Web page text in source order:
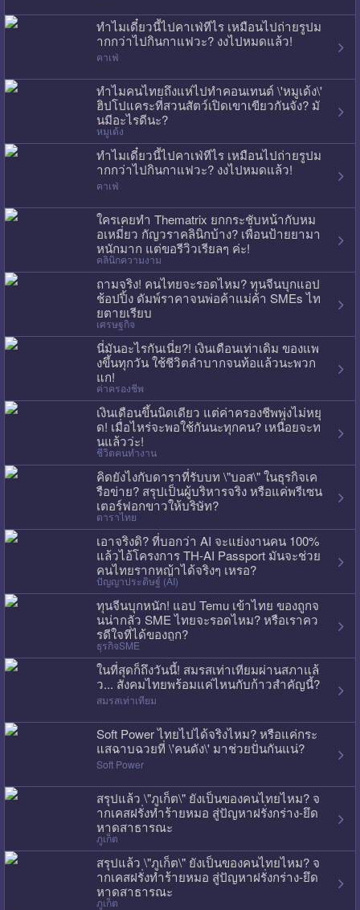
ทำไมเดี๋ยวนี้ไปคาเฟ่ทีไร เหมือนไปถ่ายรูปม
ากกว่าไปกินกาแฟวะ? งงไปหมดแล้ว!
คาเฟ่
ทำไมคนไทยถึงแห่ไปทำคอนเทนต์ \'หมูเด้ง\'
ฮิปโปแคระที่สวนสัตว์เปิดเขาเขียวกันจัง? มั
นมีอะไรดีนะ?
หมูเด้ง
ทำไมเดี๋ยวนี้ไปคาเฟ่ทีไร เหมือนไปถ่ายรูปม
ากกว่าไปกินกาแฟวะ? งงไปหมดแล้ว!
คาเฟ่
ใครเคยทำ Thematrix ยกกระชับหน้ากับหม
อเหมี่ยว กัญวราคลินิกบ้าง? เพื่อนป้ายยามา
หนักมาก แต่ขอรีวิวเรียลๆ ค่ะ!
คลินิกความงาม
ถามจริง! คนไทยจะรอดไหม? ทุนจีนบุกแอป
ช้อปปิ้ง ดัมพ์ราคาจนพ่อค้าแม่ค้า SMEs ไท
ยตายเรียบ
เศรษฐกิจ
นี่มันอะไรกันเนี่ย?! เงินเดือนเท่าเดิม ของแพ
งขึ้นทุกวัน ใช้ชีวิตลำบากจนท้อแล้วนะพวก
แก!
ค่าครองชีพ
เงินเดือนขึ้นนิดเดียว แต่ค่าครองชีพพุ่งไม่หยุ
ด! เมื่อไหร่จะพอใช้กันนะทุกคน? เหนื่อยจะท
นแล้วว่ะ!
ชีวิตคนทำงาน
คิดยังไงกับดาราที่รับบท \"บอส\" ในธุรกิจเค
รือข่าย? สรุปเป็นผู้บริหารจริง หรือแค่พรีเซน
เตอร์ฟอกขาวให้บริษัท?
ดาราไทย
เอาจริงดิ? ที่บอกว่า AI จะแย่งงานคน 100%
แล้วไอ้โครงการ TH-AI Passport มันจะช่วย
คนไทยรากหญ้าได้จริงๆ เหรอ?
ปัญญาประดิษฐ์ (AI)
ทุนจีนบุกหนัก! แอป Temu เข้าไทย ของถูกจ
นน่ากลัว SME ไทยจะรอดไหม? หรือเราคว
รดีใจที่ได้ของถูก?
ธุรกิจSME
ในที่สุดก็ถึงวันนี้! สมรสเท่าเทียมผ่านสภาแล้
ว... สังคมไทยพร้อมแค่ไหนกับก้าวสำคัญนี้?
สมรสเท่าเทียม
Soft Power ไทยไปได้จริงไหม? หรือแค่กระ
แสฉาบฉวยที่ \'คนดัง\' มาช่วยปั่นกันแน่?
Soft Power
สรุปแล้ว \"ภูเก็ต\" ยังเป็นของคนไทยไหม? จ
ากเคสฝรั่งทำร้ายหมอ สู่ปัญหาฝรั่งกร่าง-ยึด
หาดสาธารณะ
ภูเก็ต
สรุปแล้ว \"ภูเก็ต\" ยังเป็นของคนไทยไหม? จ
ากเคสฝรั่งทำร้ายหมอ สู่ปัญหาฝรั่งกร่าง-ยึด
หาดสาธารณะ
ภูเก็ต